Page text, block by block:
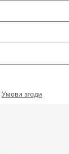
Умови згоди